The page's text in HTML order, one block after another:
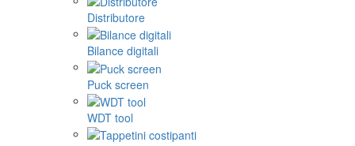
Distributore
Bilance digitali
Puck screen
WDT tool